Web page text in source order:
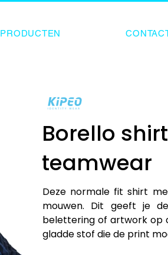
PRODUCTEN
Borello
teamwear
Deze normale fit shirt
mouwen. Dit geeft je
belettering of artwork op
gladde stof die de print